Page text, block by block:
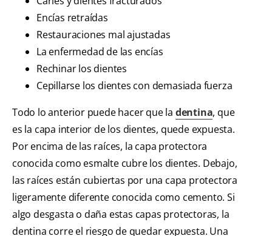
Encías retraídas
Restauraciones mal ajustadas
La enfermedad de las encías
Rechinar los dientes
Cepillarse los dientes con demasiada fuerza
Todo lo anterior puede hacer que la dentina, que
es la capa interior de los dientes, quede expuesta.
Por encima de las raíces, la capa protectora
conocida como esmalte cubre los dientes. Debajo,
las raíces están cubiertas por una capa protectora
ligeramente diferente conocida como cemento. Si
algo desgasta o daña estas capas protectoras, la
dentina corre el riesgo de quedar expuesta. Una